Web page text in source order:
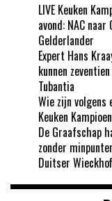
LIVE Keuken
avond: NAC
Gelderlander
Expert Hans
kunnen
Tubantia
Wie zijn volgens
Keuken
De Graafschap
zonder
Duitser